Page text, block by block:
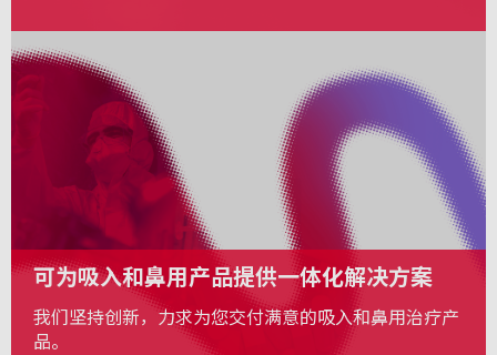
可为吸入和鼻用产品提供一体化解决方案
我们坚持创新，力求为您交付满意的吸入和鼻用治疗产
品。